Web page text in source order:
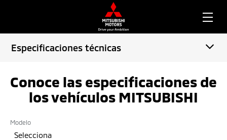
Especificaciones técnicas
Conoce las especificaciones de
los vehículos MITSUBISHI
Modelo
Selecciona